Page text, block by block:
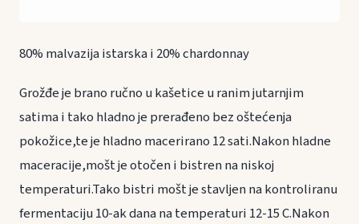
80% malvazija istarska i 20% chardonnay
Grožđe je brano ručno u kašetice u ranim jutarnjim
satima i tako hladno je prerađeno bez oštećenja
pokožice,te je hladno macerirano 12 sati.Nakon hladne
maceracije,mošt je otočen i bistren na niskoj
temperaturi.Tako bistri mošt je stavljen na kontroliranu
fermentaciju 10-ak dana na temperaturi 12-15 C.Nakon